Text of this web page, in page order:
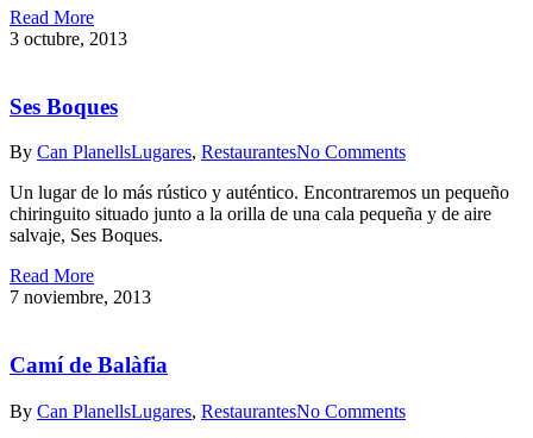
Read More
3 octubre, 2013
Ses Boques
By Can PlanellsLugares, RestaurantesNo Comments
Un lugar de lo más rústico y auténtico. Encontraremos un pequeño
chiringuito situado junto a la orilla de una cala pequeña y de aire
salvaje, Ses Boques.
Read More
7 noviembre, 2013
Camí de Balàfia
By Can PlanellsLugares, RestaurantesNo Comments